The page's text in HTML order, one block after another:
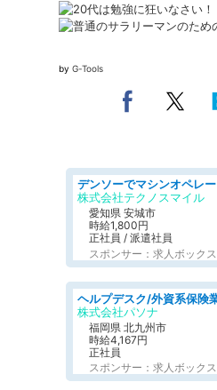
by G-Tools
株式会社テクノスマイル
愛知県 安城市
時給1,800円
正社員 / 派遣社員
スポンサー：求人ボックス
株式会社パソナ
福岡県 北九州市
時給4,167円
正社員
スポンサー：求人ボックス